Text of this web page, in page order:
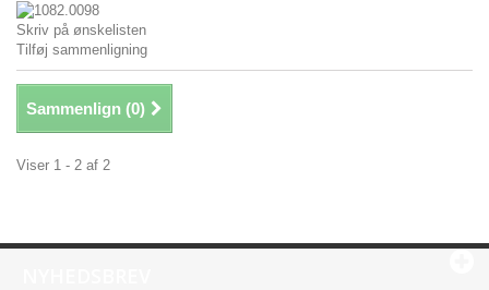
Skriv på ønskelisten
Tilføj sammenligning
Sammenlign (0)
Viser 1 - 2 af 2